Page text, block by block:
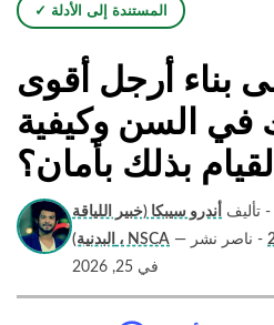
✓ المستندة إلى الأدلة
بناء أرجل أقوى
في السن وكيفية
القيام بذلك بأمان؟
- تأليف
أندرو سيبكا (خبير اللياقة
البدنية) ، NSCA — - ناصر نشر
في 25, 2026